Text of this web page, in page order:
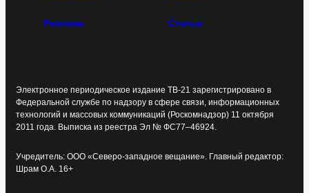
Реклама Статьи
Электронное периодическое издание ТВ-21 зарегистрировано в
Федеральной службе по надзору в сфере связи, информационных
технологий и массовых коммуникаций (Роскомнадзор) 11 октября
2011 года. Выписка из реестра Эл № ФС77–46924.
Учредитель: ООО «Северо-западное вещание». Главный редактор:
Шрам О.А. 16+